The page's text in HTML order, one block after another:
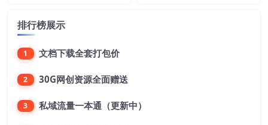
排行榜展示
1 文档下载全套打包价
2 30G网创资源全面赠送
3 私域流量一本通（更新中）